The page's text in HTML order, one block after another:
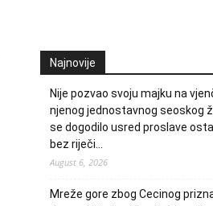
Najnovije
Nije pozvao svoju majku na
njenog jednostavnog seoskog
se dogodilo usred proslave
bez riječi…
August 6, 2026
Mreže gore zbog Cecinog